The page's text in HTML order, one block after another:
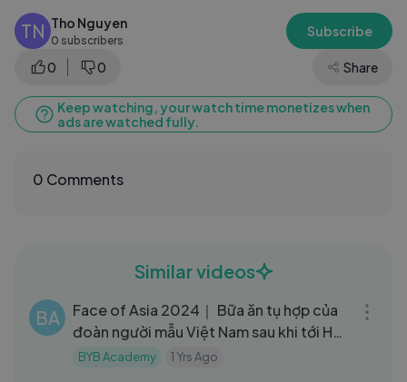
TN Tho Nguyen
0 subscribers
Subscribe
0 0 Share
Keep watching, your watch time monetizes when
ads are watched fully.
0 Comments
Similar videos
BA
Face of Asia 2024｜ Bữa ăn tụ hợp của
đoàn người mẫu Việt Nam sau khi tới Hàn
Quốc ｜BYB Academy
BYB Academy 1 Yrs Ago